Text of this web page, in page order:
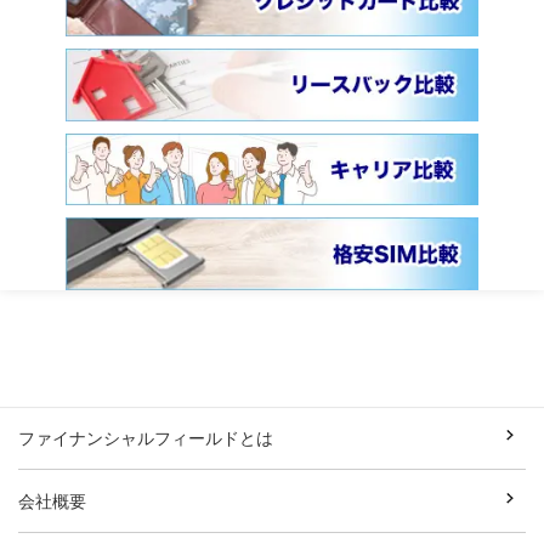
ファイナンシャルフィールドとは
会社概要